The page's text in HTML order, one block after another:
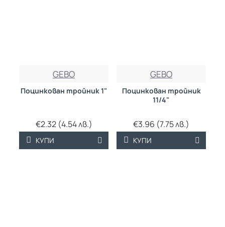
GEBO
Поцинкован тройник 1"
€2.32 (4.54 лв.)
КУПИ
GEBO
Поцинкован тройник
11/4"
€3.96 (7.75 лв.)
КУПИ